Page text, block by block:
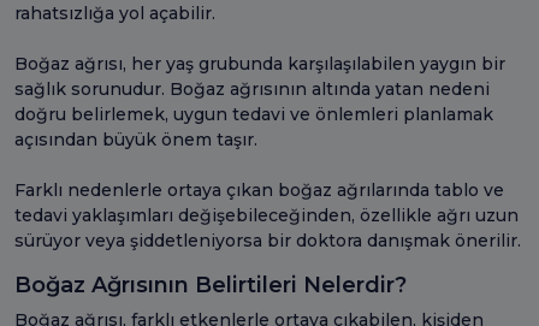
rahatsızlığa yol açabilir.
Boğaz ağrısı, her yaş grubunda karşılaşılabilen yaygın bir
sağlık sorunudur. Boğaz ağrısının altında yatan nedeni
doğru belirlemek, uygun tedavi ve önlemleri planlamak
açısından büyük önem taşır.
Farklı nedenlerle ortaya çıkan boğaz ağrılarında tablo ve
tedavi yaklaşımları değişebileceğinden, özellikle ağrı uzun
sürüyor veya şiddetleniyorsa bir doktora danışmak önerilir.
Boğaz Ağrısının Belirtileri Nelerdir?
Boğaz ağrısı, farklı etkenlerle ortaya çıkabilen, kişiden